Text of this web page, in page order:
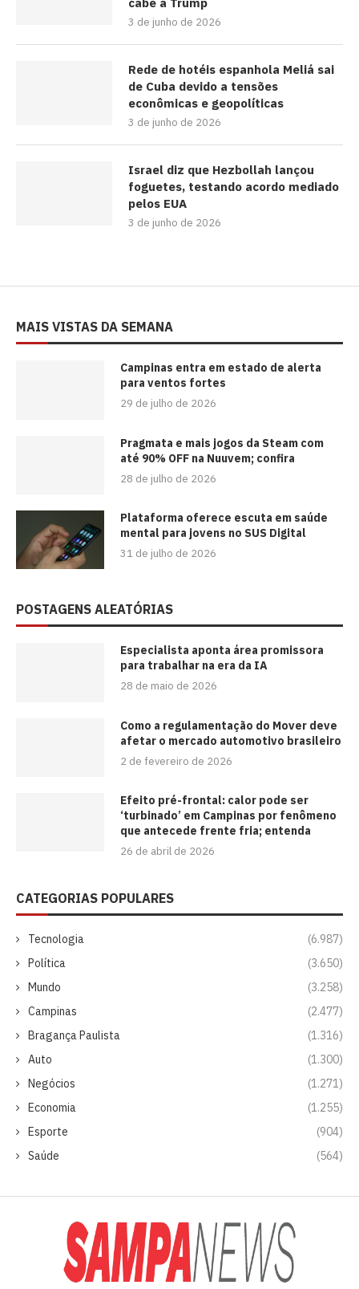
3 de junho de 2026
Rede de hotéis espanhola Meliá sai
de Cuba devido a tensões
econômicas e geopolíticas
3 de junho de 2026
Israel diz que Hezbollah lançou
foguetes, testando acordo mediado
pelos EUA
3 de junho de 2026
MAIS VISTAS DA SEMANA
Campinas entra em estado de alerta
para ventos fortes
29 de julho de 2026
Pragmata e mais jogos da Steam com
até 90% OFF na Nuuvem; confira
28 de julho de 2026
Plataforma oferece escuta em saúde
mental para jovens no SUS Digital
31 de julho de 2026
POSTAGENS ALEATÓRIAS
Especialista aponta área promissora
para trabalhar na era da IA
28 de maio de 2026
Como a regulamentação do Mover deve
afetar o mercado automotivo brasileiro
2 de fevereiro de 2026
Efeito pré-frontal: calor pode ser
‘turbinado’ em Campinas por fenômeno
que antecede frente fria; entenda
26 de abril de 2026
CATEGORIAS POPULARES
Tecnologia
(6.987)
Política
(3.650)
Mundo
(3.258)
Campinas
(2.477)
Bragança Paulista
(1.316)
Auto
(1.300)
Negócios
(1.271)
Economia
(1.255)
Esporte
(904)
Saúde
(564)